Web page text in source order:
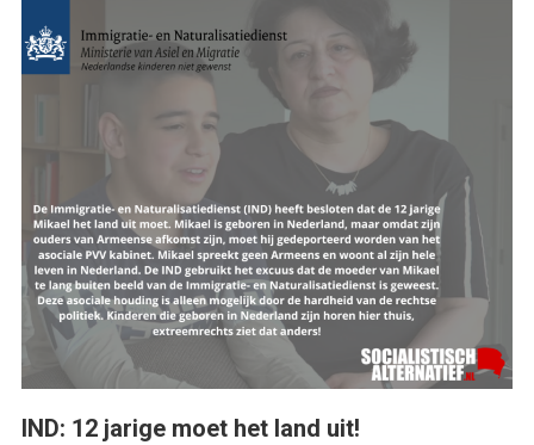
IND: 12 jarige moet het land uit!